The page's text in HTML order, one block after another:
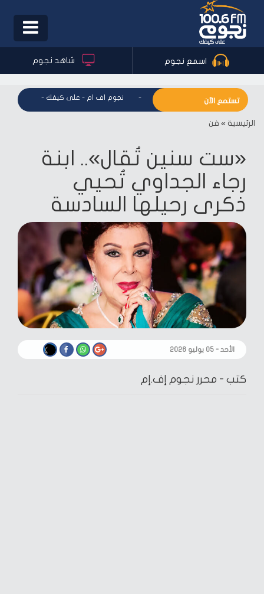
Toggle
اسمع نجوم شاهد نجوم
تستمع الآننجوم اف ام - على كيفك - نجوم اف ام - على كيفك نجوم
الرئيسية » فن
«ست سنين تُقال».. ابنة
رجاء الجداوي تُحيي
ذكرى رحيلها السادسة
الأحد - ٠٥ يوليو ٢٠٢٦
كتب - محرر نجوم إف.إم